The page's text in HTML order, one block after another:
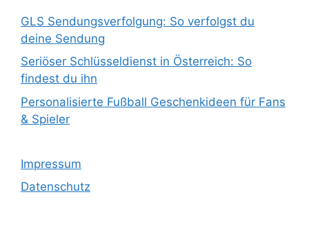
GLS Sendungsverfolgung: So verfolgst du
deine Sendung
Seriöser Schlüsseldienst in Österreich: So
findest du ihn
Personalisierte Fußball Geschenkideen für Fans
& Spieler
Impressum
Datenschutz